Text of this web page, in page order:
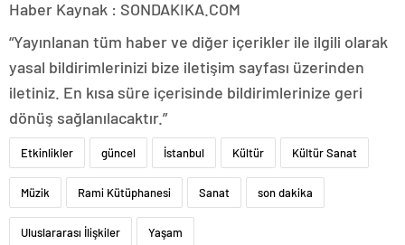
Haber Kaynak : SONDAKIKA.COM
“Yayınlanan tüm haber ve diğer içerikler ile ilgili olarak
yasal bildirimlerinizi bize iletişim sayfası üzerinden
iletiniz. En kısa süre içerisinde bildirimlerinize geri
dönüş sağlanılacaktır.”
Etkinlikler güncel İstanbul Kültür Kültür Sanat
Müzik Rami Kütüphanesi Sanat son dakika
Uluslararası İlişkiler Yaşam